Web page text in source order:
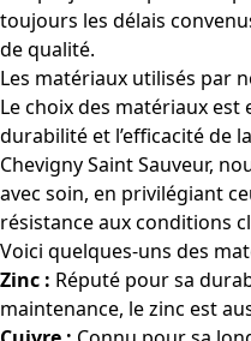
toujours les délais
de qualité.
Les matériaux utilisés par
Le choix des matériaux
durabilité et l’efficacité de
Chevigny Saint Sauveur,
avec soin, en privilégiant
résistance aux conditions
Voici quelques-uns des
Zinc : Réputé pour sa
maintenance, le zinc est